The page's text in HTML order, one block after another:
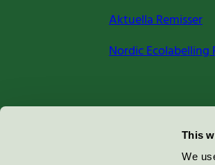
This
We
Aktuella Remisser
Nordic Ecolabelling
Miljömärkning Sverige AB